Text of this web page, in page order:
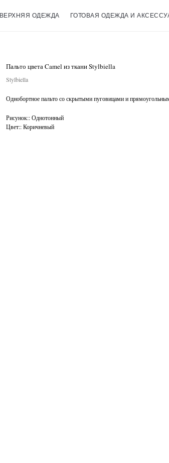
ВЕРХНЯЯ ОДЕЖДА ГОТОВАЯ ОДЕЖДА И
Пальто цвета Camel из ткани Stylbiella
Stylbiella
Однобортное пальто со скрытыми пуговицами и
Рисунок:: Однотонный
Цвет:: Коричневый